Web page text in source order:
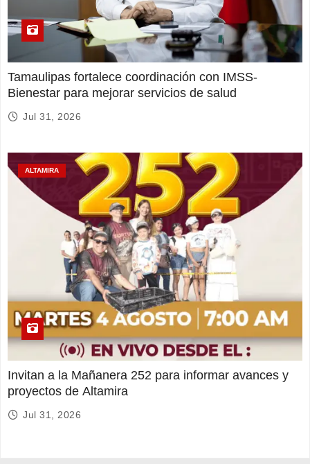
Tamaulipas fortalece coordinación con IMSS-
Bienestar para mejorar servicios de salud
Jul 31, 2026
ALTAMIRA
Invitan a la Mañanera 252 para informar avances y
proyectos de Altamira
Jul 31, 2026